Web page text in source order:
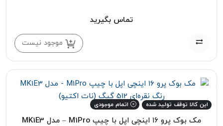
تماس بگیرید
موجود نیست
این کالا توقف تولید شده اتمام موجودی
مک بوک پرو ۱۶ اینچی اپل با چیپ M1Pro – مدل MK1E3